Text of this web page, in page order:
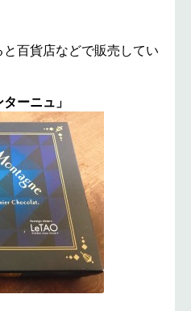
百貨店などで販売してい
ーニュ」